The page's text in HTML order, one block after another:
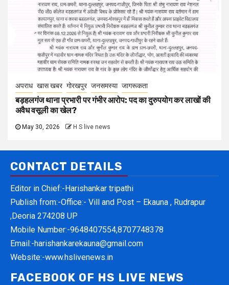
अपराध खास खबर गोरखपुर जनसमस्या जागरूकता
बड़हलगंज थाना प्रभारी पर गंभीर आरोप: पद का दुरुपयोग कर लाखों की
अवैध वसूली का खेल?
May 30, 2026 H S live news
CONTACT DETAILS
Editor in Chief:-Harishankar tripathi
Publish from:-Office:- Vill and Post – Ekauna , Rudrapur
,Deoria 274208 UP
Mobile Number:-9648407554,8707748378
Email:-harishankarekauna@gmail.com
Website:-www.hslivenews.in
FACEBOOK OF HS LIVE NEWS